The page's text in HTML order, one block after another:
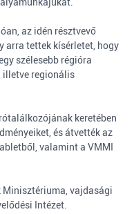
az idén résztvevő
arra tettek kísérletet, hogy
szélesebb régióra
illetve regionális
keretében
és átvették az
valamint a VMMI
Minisztériuma, vajdasági
Intézet.